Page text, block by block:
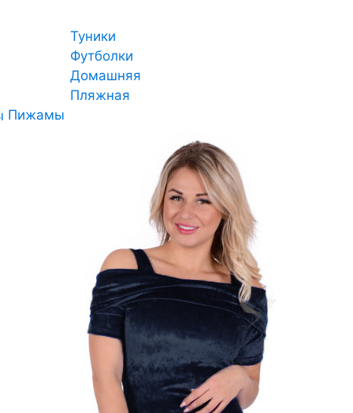
Туники
Футболки
Домашняя
Пляжная
Пижамы